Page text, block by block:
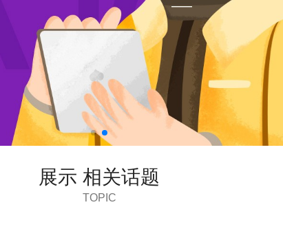
展示 相关话题
TOPIC